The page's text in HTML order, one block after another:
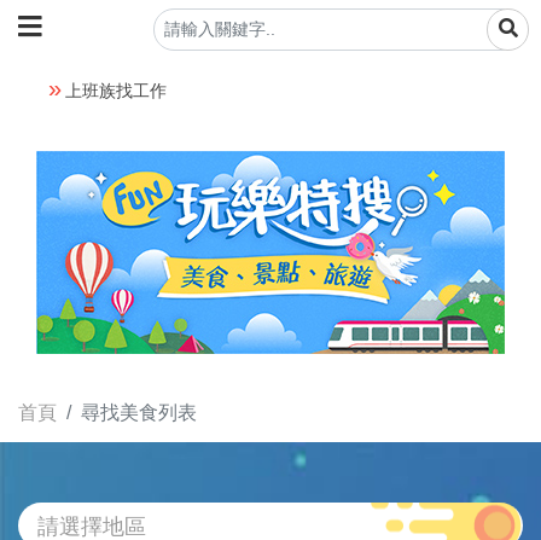
上班族找工作
首頁 尋找美食列表
請選擇地區